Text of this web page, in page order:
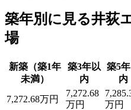
築年別に見る井荻
場
新築（築1年
未満）
築3年以
内
築5
内
7,272.68万円
7,272.68
万円
万円